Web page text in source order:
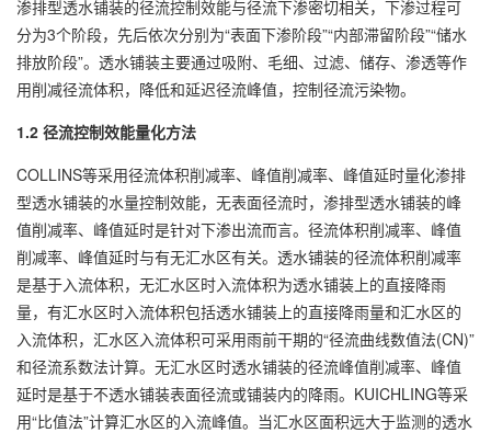
渗排型透水铺装的径流控制效能与径流下渗密切相关，下渗过程可
分为3个阶段，先后依次分别为“表面下渗阶段”“内部滞留阶段”“储水
排放阶段”。透水铺装主要通过吸附、毛细、过滤、储存、渗透等作
用削减径流体积，降低和延迟径流峰值，控制径流污染物。
1.2 径流控制效能量化方法
COLLINS等采用径流体积削减率、峰值削减率、峰值延时量化渗排
型透水铺装的水量控制效能，无表面径流时，渗排型透水铺装的峰
值削减率、峰值延时是针对下渗出流而言。径流体积削减率、峰值
削减率、峰值延时与有无汇水区有关。透水铺装的径流体积削减率
是基于入流体积，无汇水区时入流体积为透水铺装上的直接降雨
量，有汇水区时入流体积包括透水铺装上的直接降雨量和汇水区的
入流体积，汇水区入流体积可采用雨前干期的“径流曲线数值法(CN)”
和径流系数法计算。无汇水区时透水铺装的径流峰值削减率、峰值
延时是基于不透水铺装表面径流或铺装内的降雨。KUICHLING等采
用“比值法”计算汇水区的入流峰值。当汇水区面积远大于监测的透水